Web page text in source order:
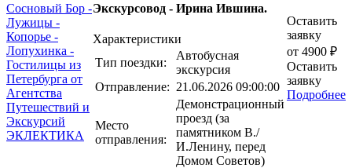
Экскурсовод - Ирина Ившина.
Характеристики
Тип поездки:
Автобусная
экскурсия
Отправление: 21.06.2026 09:00:00
Место
отправления:
Демонстрационный
проезд (за
памятником В./
И.Ленину, перед
Домом Советов)
Оставить
заявку
от 4900 ₽
Оставить
заявку
Подробнее